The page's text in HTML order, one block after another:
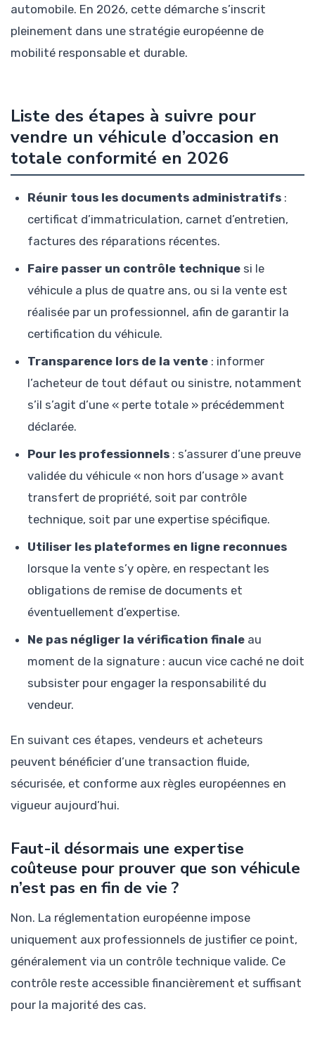
automobile. En 2026, cette démarche s’inscrit
pleinement dans une stratégie européenne de
mobilité responsable et durable.
Liste des étapes à suivre pour
vendre un véhicule d’occasion en
totale conformité en 2026
Réunir tous les documents administratifs :
certificat d’immatriculation, carnet d’entretien,
factures des réparations récentes.
Faire passer un contrôle technique si le
véhicule a plus de quatre ans, ou si la vente est
réalisée par un professionnel, afin de garantir la
certification du véhicule.
Transparence lors de la vente : informer
l’acheteur de tout défaut ou sinistre, notamment
s’il s’agit d’une « perte totale » précédemment
déclarée.
Pour les professionnels : s’assurer d’une preuve
validée du véhicule « non hors d’usage » avant
transfert de propriété, soit par contrôle
technique, soit par une expertise spécifique.
Utiliser les plateformes en ligne reconnues
lorsque la vente s’y opère, en respectant les
obligations de remise de documents et
éventuellement d’expertise.
Ne pas négliger la vérification finale au
moment de la signature : aucun vice caché ne doit
subsister pour engager la responsabilité du
vendeur.
En suivant ces étapes, vendeurs et acheteurs
peuvent bénéficier d’une transaction fluide,
sécurisée, et conforme aux règles européennes en
vigueur aujourd’hui.
Faut-il désormais une expertise
coûteuse pour prouver que son véhicule
n’est pas en fin de vie ?
Non. La réglementation européenne impose
uniquement aux professionnels de justifier ce point,
généralement via un contrôle technique valide. Ce
contrôle reste accessible financièrement et suffisant
pour la majorité des cas.